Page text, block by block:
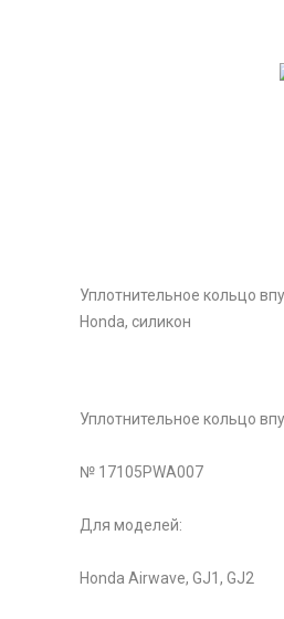
Уплотнительное кольцо
Honda, силикон
Уплотнительное кольцо
№ 17105PWA007
Для моделей:
Honda Airwave, GJ1, GJ2